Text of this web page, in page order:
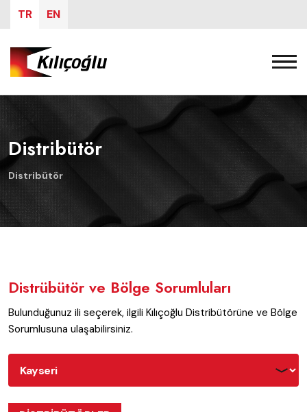
TR EN
Distribütör
Distribütör
Distrübütör ve Bölge Sorumluları
Bulunduğunuz ili seçerek, ilgili Kılıçoğlu Distribütörüne ve Bölge
Sorumlusuna ulaşabilirsiniz.